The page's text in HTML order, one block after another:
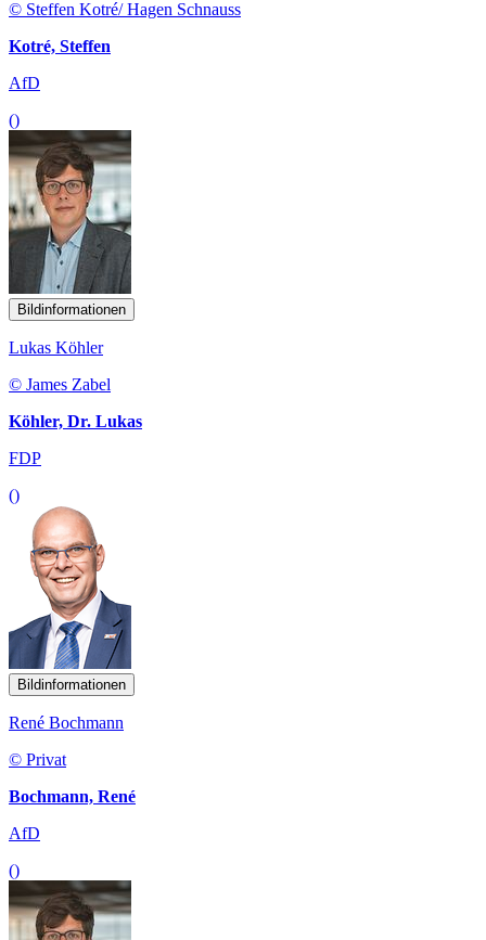
© Steffen Kotré/ Hagen Schnauss
Kotré, Steffen
AfD
()
Bildinformationen
Lukas Köhler
© James Zabel
Köhler, Dr. Lukas
FDP
()
Bildinformationen
René Bochmann
© Privat
Bochmann, René
AfD
()